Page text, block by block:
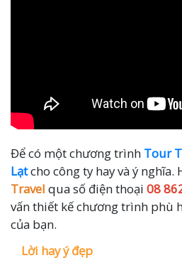
Để có một chương trình Tour
Lạtcho công ty hay và ý nghĩa.
Travel qua số điện thoại 08
vấn thiết kế chương trình phù
của bạn.
Lời hay ý đẹp